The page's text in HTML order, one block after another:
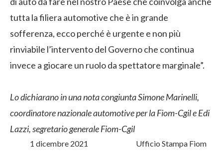
tutta la filiera automotive che è in grande
sofferenza, ecco perché è urgente e non più
rinviabile l’intervento del Governo che continua
invece a giocare un ruolo da spettatore marginale”.
Lo dichiarano in una nota congiunta Simone Marinelli,
coordinatore nazionale automotive per la Fiom-Cgil e Edi
Lazzi, segretario generale Fiom-Cgil
1 dicembre 2021 Ufficio Stampa Fiom